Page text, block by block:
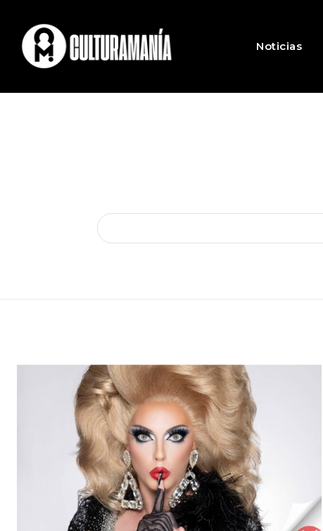
Noticias